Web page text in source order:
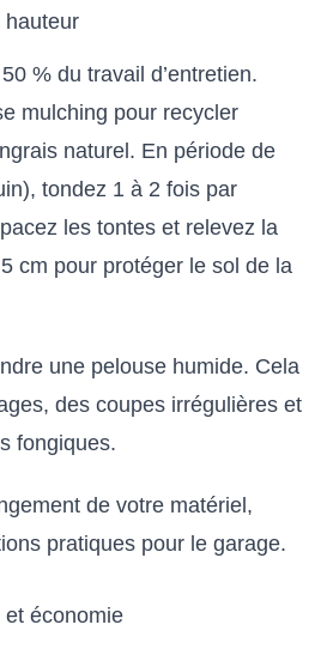
hauteur
% du travail d’entretien.
mulching pour recycler
naturel. En période de
tondez 1 à 2 fois par
les tontes et relevez la
cm pour protéger le sol de la
une pelouse humide. Cela
des coupes irrégulières et
fongiques.
de votre matériel,
pratiques pour le garage.
économie